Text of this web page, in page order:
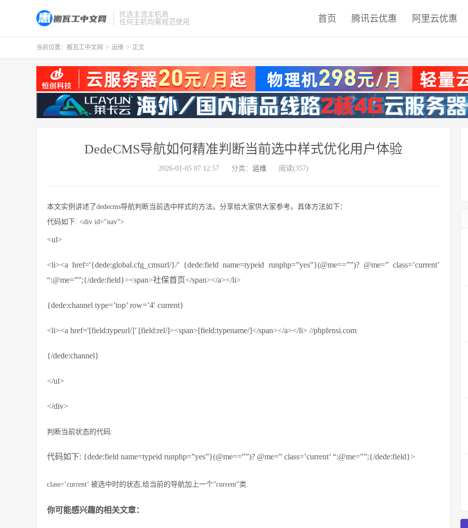
优选主流主机商
任何主机均需规范使用
首页 腾讯云优惠 阿里云优惠
当前位置： 搬瓦工中文网 > 运维 > 正文
DedeCMS导航如何精准判断当前选中样式优化用户体验
2026-01-05 07:12:57 分类： 运维 阅读(357)
本文实例讲述了dedecms导航判断当前选中样式的方法。分享给大家供大家参考。具体方法如下：
代码如下: <div id=”nav”>
<ul>
<li><a href='{dede:global.cfg_cmsurl/}/’ {dede:field name=typeid runphp=”yes”}(@me==””)? @me=” class=’current’
“:@me=””;{/dede:field}><span>社保首页</span></a></li>
{dede:channel type=’top’ row=’4′ current}
<li><a href='[field:typeurl/]’ [field:rel/]><span>[field:typename/]</span></a></li> //phpfensi.com
{/dede:channel}
</ul>
</div>
判断当前状态的代码:
代码如下: {dede:field name=typeid runphp=”yes”}(@me==””)? @me=” class=’current’ “:@me=””;{/dede:field}>
class=’current’ 被选中时的状态,给当前的导航加上一个”current”类.
你可能感兴趣的相关文章：